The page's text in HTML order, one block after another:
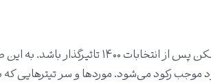
سیاست‌های اقتصادی جدید هم می‌تواند به نوبه خود در بازار مسکن
رکود می‌شود. موردها و سر تیترهایی که